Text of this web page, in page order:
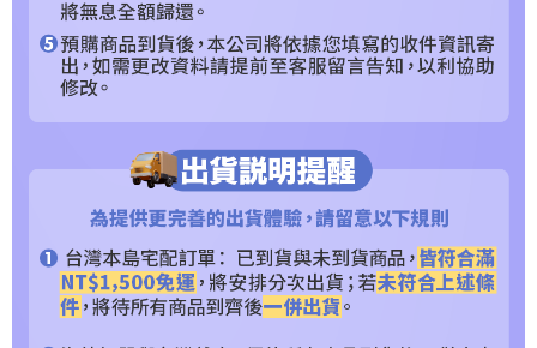
２．關於個人資料處理事宜，請瀏覽以下網址：
３．未成年的使用者請事先徵得法定代理人或監護人之同意方可使用
「AFTEE先享後付」，若未經同意申辦者引起之損失，本公司不負相關責
４．使用「AFTEE先享後付」時，將依據個別帳號之用戶狀況，依本公司即
請求用戶進行身份認證。
５．嚴禁一人註冊多個帳號或使用他人資訊註冊。若發現惡意使用之情形，